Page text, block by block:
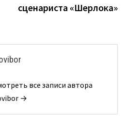
сценариста «Шерлока»
все записи автора
→